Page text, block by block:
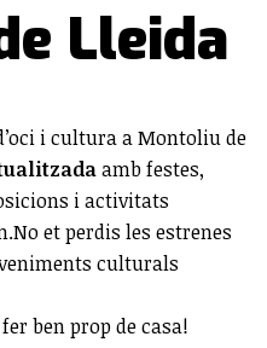
Lleida
i cultura a Montoliu de
amb festes,
i activitats
et perdis les estrenes
culturals
ben prop de casa!